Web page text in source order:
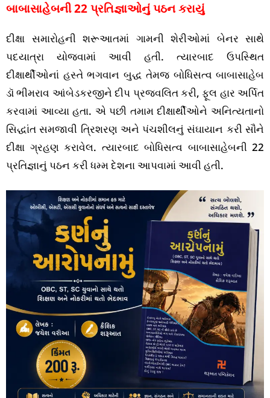
બાબાસાહેબની 22 પ્રતિજ્ઞાઓનું પઠન કરાયું
દીક્ષા સમારોહની શરૂઆતમાં ગામની શેરીઓમાં બેનર સાથે
પદયાત્રા યોજવામાં આવી હતી. ત્યારબાદ ઉપસ્થિત
દીક્ષાર્થીઓનાં હસ્તે ભગવાન બુદ્ધ તેમજ બોધિસત્વ બાબાસાહેબ
ડૉ ભીમરાવ આંબેડકરજીને દીપ પ્રજ્વલિત કરી, ફૂલ હાર અર્પિત
કરવામાં આવ્યા હતા. એ પછી તમામ દીક્ષાર્થીઓને અનિત્યતાનો
સિદ્ધાંત સમજાવી ત્રિશરણ અને પંચશીલનું સંઘાયાન કરી સૌને
દીક્ષા ગ્રહણ કરાવેલ. ત્યારબાદ બોધિસત્વ બાબાસાહેબની 22
પ્રતિજ્ઞાનું પઠન કરી ધમ્મ દેશના આપવામાં આવી હતી.